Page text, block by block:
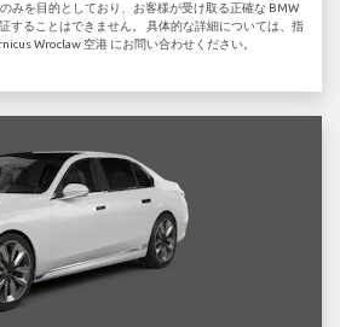
みを目的としており、お客様が受け取る正確な BMW
することはできません。 具体的な詳細については、指
Wroclaw 空港 にお問い合わせください。